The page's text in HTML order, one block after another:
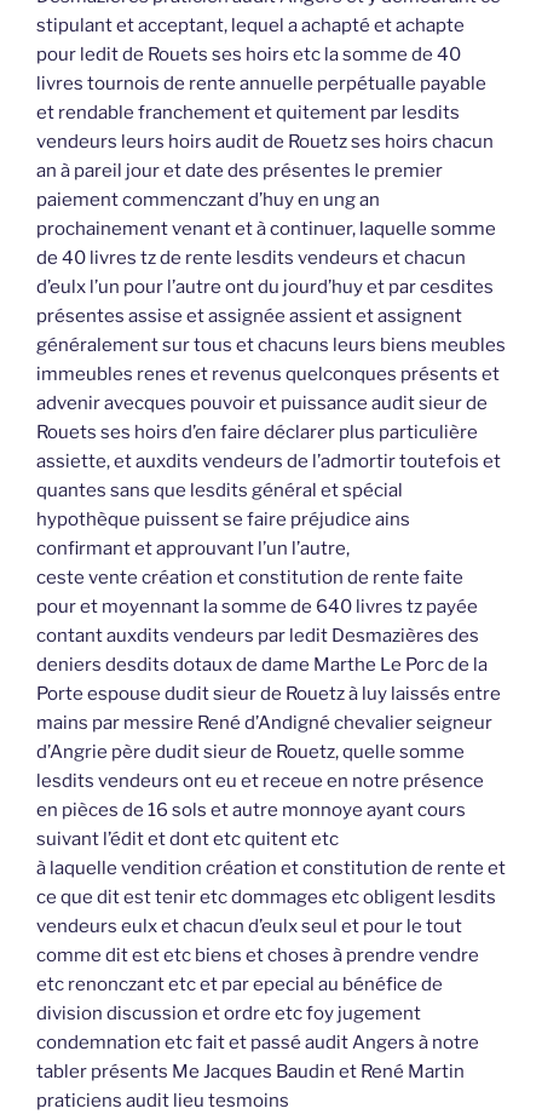
stipulant et acceptant, lequel a achapté et achapte
pour ledit de Rouets ses hoirs etc la somme de 40
livres tournois de rente annuelle perpétualle payable
et rendable franchement et quitement par lesdits
vendeurs leurs hoirs audit de Rouetz ses hoirs chacun
an à pareil jour et date des présentes le premier
paiement commenczant d’huy en ung an
prochainement venant et à continuer, laquelle somme
de 40 livres tz de rente lesdits vendeurs et chacun
d’eulx l’un pour l’autre ont du jourd’huy et par cesdites
présentes assise et assignée assient et assignent
généralement sur tous et chacuns leurs biens meubles
immeubles renes et revenus quelconques présents et
advenir avecques pouvoir et puissance audit sieur de
Rouets ses hoirs d’en faire déclarer plus particulière
assiette, et auxdits vendeurs de l’admortir toutefois et
quantes sans que lesdits général et spécial
hypothèque puissent se faire préjudice ains
confirmant et approuvant l’un l’autre,
ceste vente création et constitution de rente faite
pour et moyennant la somme de 640 livres tz payée
contant auxdits vendeurs par ledit Desmazières des
deniers desdits dotaux de dame Marthe Le Porc de la
Porte espouse dudit sieur de Rouetz à luy laissés entre
mains par messire René d’Andigné chevalier seigneur
d’Angrie père dudit sieur de Rouetz, quelle somme
lesdits vendeurs ont eu et receue en notre présence
en pièces de 16 sols et autre monnoye ayant cours
suivant l’édit et dont etc quitent etc
à laquelle vendition création et constitution de rente et
ce que dit est tenir etc dommages etc obligent lesdits
vendeurs eulx et chacun d’eulx seul et pour le tout
comme dit est etc biens et choses à prendre vendre
etc renonczant etc et par epecial au bénéfice de
division discussion et ordre etc foy jugement
condemnation etc fait et passé audit Angers à notre
tabler présents Me Jacques Baudin et René Martin
praticiens audit lieu tesmoins